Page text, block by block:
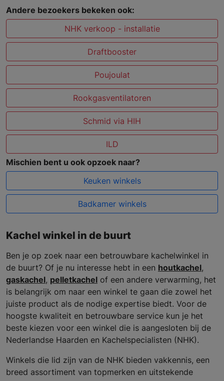
Andere bezoekers bekeken ook:
NHK verkoop - installatie
Draftbooster
Poujoulat
Rookgasventilatoren
Schmid via HIH
ILD
Mischien bent u ook opzoek naar?
Keuken winkels
Badkamer winkels
Kachel winkel in de buurt
Ben je op zoek naar een betrouwbare kachelwinkel in
de buurt? Of je nu interesse hebt in een houtkachel,
gaskachel, pelletkachel of een andere verwarming, het
is belangrijk om naar een winkel te gaan die zowel het
juiste product als de nodige expertise biedt. Voor de
hoogste kwaliteit en betrouwbare service kun je het
beste kiezen voor een winkel die is aangesloten bij de
Nederlandse Haarden en Kachelspecialisten (NHK).
Winkels die lid zijn van de NHK bieden vakkennis, een
breed assortiment van topmerken en uitstekende